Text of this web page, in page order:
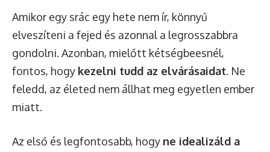
Amikor egy srác egy hete nem ír, könnyű
elveszíteni a fejed és azonnal a legrosszabbra
gondolni. Azonban, mielőtt kétségbeesnél,
fontos, hogy kezelni tudd az elvárásaidat. Ne
feledd, az életed nem állhat meg egyetlen ember
miatt.
Az első és legfontosabb, hogy ne idealizáld a